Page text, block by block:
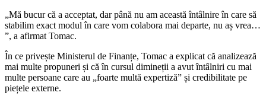
„Mă bucur că a acceptat, dar până nu am această întâlnire în care să
stabilim exact modul în care vom colabora mai departe, nu aș vrea…
”, a afirmat Tomac.
În ce privește Ministerul de Finanțe, Tomac a explicat că analizează
mai multe propuneri și că în cursul dimineții a avut întâlniri cu mai
multe persoane care au „foarte multă expertiză” și credibilitate pe
piețele externe.